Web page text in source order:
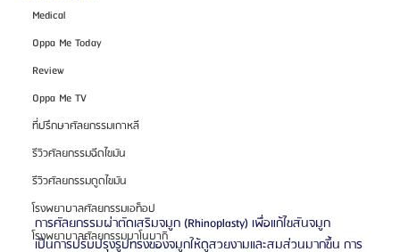
Medical
Oppa Me Today
Review
Oppa Me TV
ที่ปรึกษาศัลยกรรมเกาหลี
รีวิวศัลยกรรมฉีดไขมัน
รีวิวศัลยกรรมดูดไขมัน
โรงพยาบาลศัลยกรรมเอท็อป
โรงพยาบาลศัลยกรรมบาโนบากิ
การศัลยกรรมผ่าตัดเสริมจมูก (Rhinoplasty) เพื่อแก้ไขสันจมูก
เป็นการปรับปรุงรูปทรงของจมูกให้ดูสวยงามและสมส่วนมากขึ้น การ